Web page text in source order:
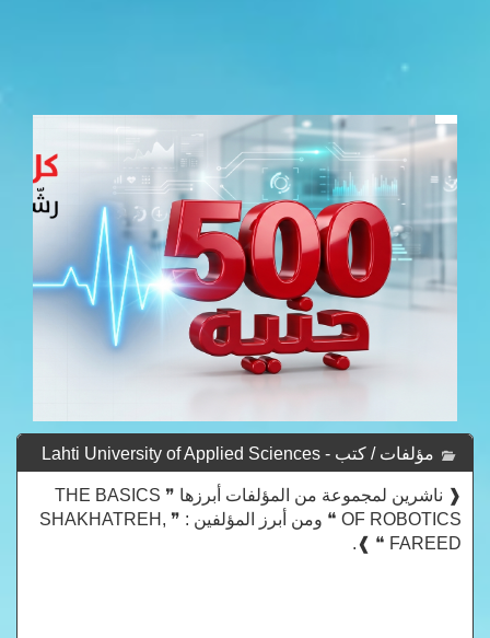
مؤلفات / كتب Lahti University of Applied Sciences -
Lahti University Of Applied Sciences
❰ ناشرين لمجموعة من المؤلفات أبرزها ❞ THE BASICS
OF ROBOTICS ❝ ومن أبرز المؤلفين : ❞ SHAKHATREH,
FAREED ❝ ❱.